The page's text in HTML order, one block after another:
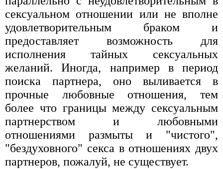
сексуальном отношении или не вполне
удовлетворительным браком и
предоставляет возможность для
исполнения тайных сексуальных
желаний. Иногда, например в период
поиска партнера, оно выливается в
прочные любовные отношения, тем
более что границы между сексуальным
партнерством и любовными
отношениями размыты и "чистого",
"бездуховного" секса в отношениях двух
партнеров, пожалуй, не существует.